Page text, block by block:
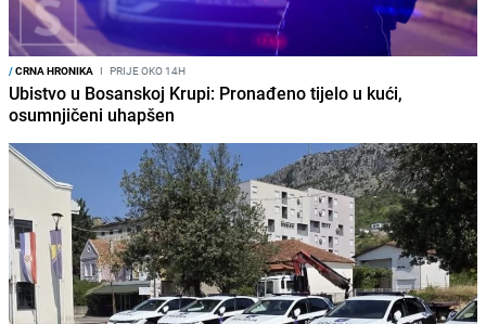
/CRNA HRONIKA I PRIJE OKO 14H
Ubistvo u Bosanskoj Krupi: Pronađeno tijelo u kući,
osumnjičeni uhapšen